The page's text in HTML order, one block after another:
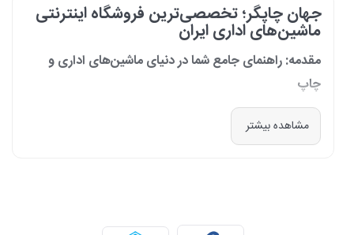
جهان چاپگر؛ تخصصی‌ترین فروشگاه اینترنتی
ماشین‌های اداری ایران
مقدمه: راهنمای جامع شما در دنیای ماشین‌های اداری و
چاپ
در دنیای پرشتاب امروز که کسب‌وکارها و سازمان‌ها برای افزایش بهره‌وری خود به
فناوری‌های نوین وابسته‌اند، دسترسی به ابزارهای کارآمد و قابل اعتماد یک
ما، ارائه راهکارهای جامع، از مشاوره پیش از خرید تا پشتیبانی پس از فروش،
مشاهده بیشتر